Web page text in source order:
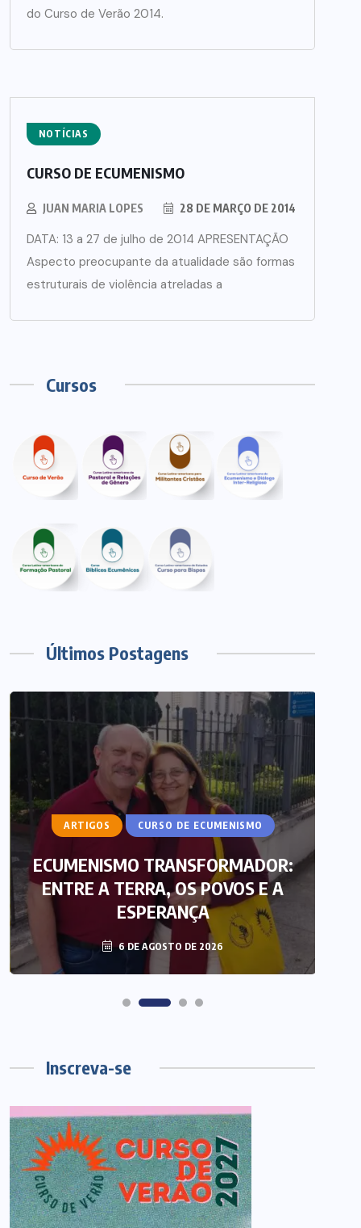
do Curso de Verão 2014.
NOTÍCIAS
CURSO DE ECUMENISMO
JUAN MARIA LOPES 28 DE MARÇO DE 2014
DATA: 13 a 27 de julho de 2014 APRESENTAÇÃO
Aspecto preocupante da atualidade são formas
estruturais de violência atreladas a
Cursos
Últimos Postagens
ARTIGOS CURSO DE ECUMENISMO
ECUMENISMO TRANSFORMADOR:
ENTRE A TERRA, OS POVOS E A
ESPERANÇA
6 DE AGOSTO DE 2026
Inscreva-se